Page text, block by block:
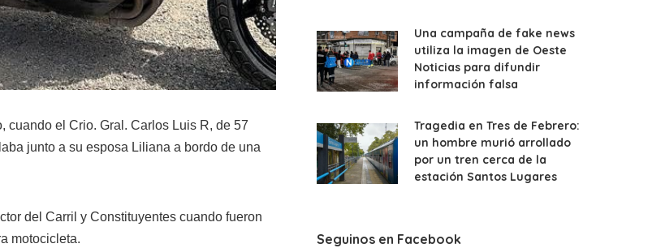
cuando el Crio. Gral. Carlos Luis R, de 57
junto a su esposa Liliana a bordo de una
del Carril y Constituyentes cuando fueron
motocicleta.
Una campaña de fake news
utiliza la imagen de Oeste
Noticias para difundir
información falsa
Tragedia en Tres de Febrero:
un hombre murió arrollado
por un tren cerca de la
estación Santos Lugares
Seguinos en Facebook